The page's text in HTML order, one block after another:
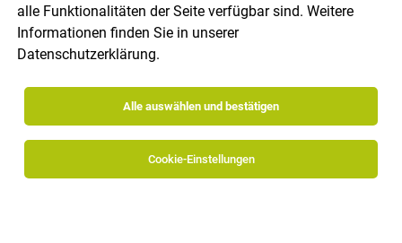
alle Funktionalitäten der Seite verfügbar sind. Weitere
Informationen finden Sie in unserer
Datenschutzerklärung.
Alle auswählen und bestätigen
Cookie-Einstellungen